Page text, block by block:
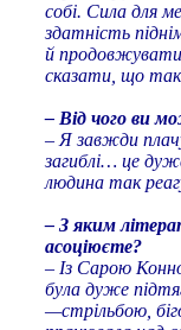
собі. Сила для
здатність
й
сказати, що
– Від чого ви
– Я завжди
загиблі… це
людина так
– З яким
асоціюєте?
– Із Сарою
була дуже
—стрільбою,